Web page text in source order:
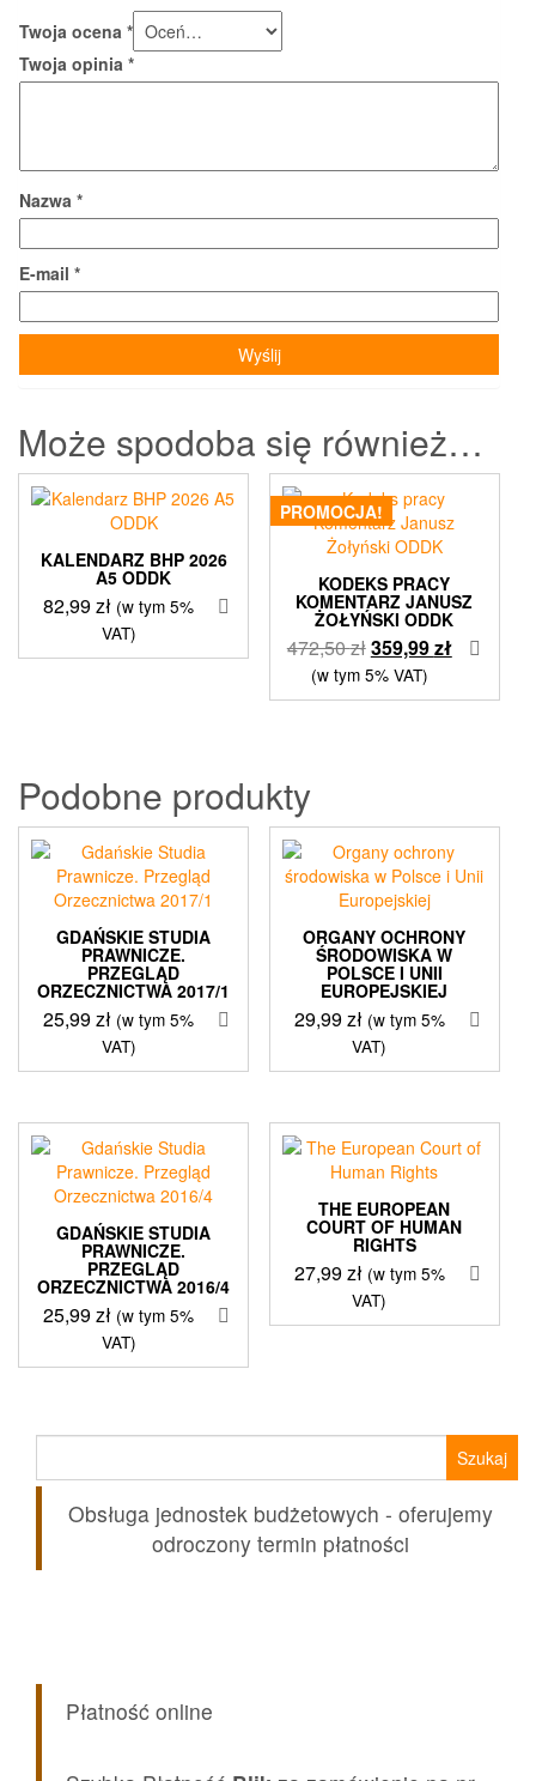
Twoja ocena *
Twoja opinia *
Nazwa *
E-mail *
Może spodoba się również…
KALENDARZ BHP 2026
A5 ODDK
82,99zł (w tym 5%
VAT)
PROMOCJA!
KODEKS PRACY
KOMENTARZ JANUSZ
ŻOŁYŃSKI ODDK
472,50złPierwotna
cena
wynosiła:
359,99złAktualna
wynosi:
(w tym 5% VAT)
Podobne produkty
GDAŃSKIE STUDIA
PRAWNICZE.
PRZEGLĄD
ORZECZNICTWA 2017/1
25,99zł (w tym 5%
VAT)
ORGANY OCHRONY
ŚRODOWISKA W
POLSCE I UNII
EUROPEJSKIEJ
29,99zł (w tym 5%
VAT)
GDAŃSKIE STUDIA
PRAWNICZE.
PRZEGLĄD
ORZECZNICTWA 2016/4
25,99zł (w tym 5%
VAT)
THE EUROPEAN
COURT OF HUMAN
RIGHTS
27,99zł (w tym 5%
VAT)
Obsługa jednostek budżetowych - oferujemy
odroczony termin płatności
Płatność online